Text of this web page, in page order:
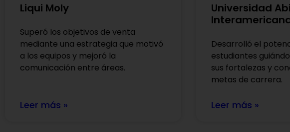
Liqui Moly
Superó los objetivos de venta
mediante una estrategia que motivó
a los equipos y mejoró la
comunicación entre áreas.
Leer más »
Universidad
Desarrolló el
estudiantes
sus fortalezas y
metas de carrera.
Leer más »